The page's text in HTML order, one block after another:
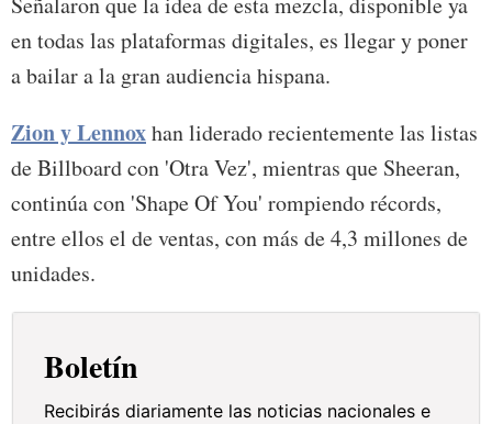
en todas las plataformas digitales, es llegar y poner
a bailar a la gran audiencia hispana.
Zion y Lennoxhan liderado recientemente las listas
de Billboard con 'Otra Vez', mientras que Sheeran,
continúa con 'Shape Of You' rompiendo récords,
entre ellos el de ventas, con más de 4,3 millones de
unidades.
Boletín
Recibirás diariamente las noticias nacionales e